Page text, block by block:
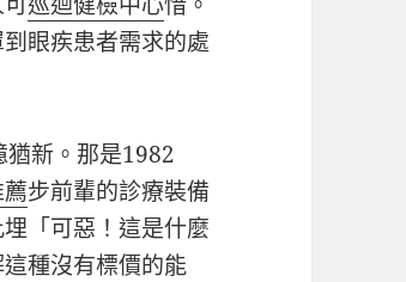
眼疾患者需求的處
新。那是1982
步前輩的診療裝備
「可惡！這是什麼
種沒有標價的能